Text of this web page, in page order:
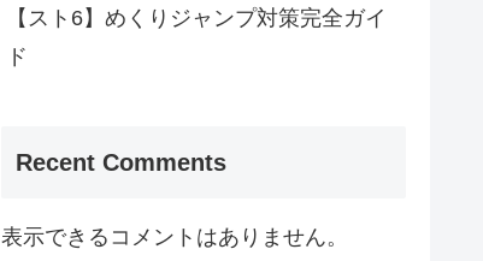
【スト6】めくりジャンプ対策完全ガイ
ド
Recent Comments
表示できるコメントはありません。